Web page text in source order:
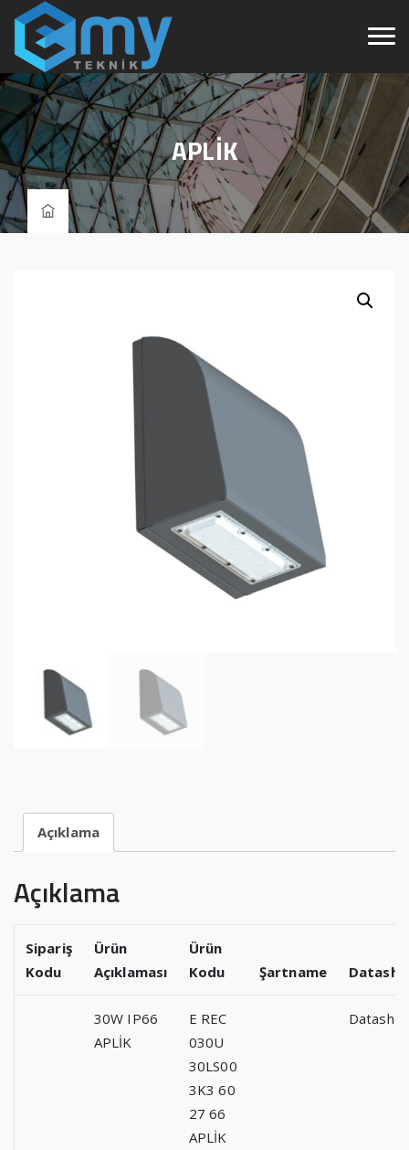
APLİK
Açıklama
Açıklama
Sipariş
Kodu
Ürün
Açıklaması
Ürün
Kodu
Şartname
30W IP66
APLİK
E REC
030U
30LS00
3K3 60
27 66
APLİK